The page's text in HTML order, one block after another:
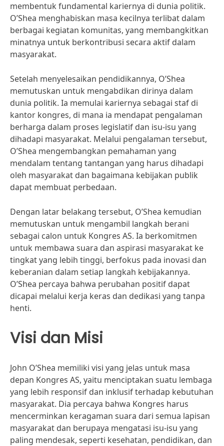
membentuk fundamental kariernya di dunia politik.
O’Shea menghabiskan masa kecilnya terlibat dalam
berbagai kegiatan komunitas, yang membangkitkan
minatnya untuk berkontribusi secara aktif dalam
masyarakat.
Setelah menyelesaikan pendidikannya, O’Shea
memutuskan untuk mengabdikan dirinya dalam
dunia politik. Ia memulai kariernya sebagai staf di
kantor kongres, di mana ia mendapat pengalaman
berharga dalam proses legislatif dan isu-isu yang
dihadapi masyarakat. Melalui pengalaman tersebut,
O’Shea mengembangkan pemahaman yang
mendalam tentang tantangan yang harus dihadapi
oleh masyarakat dan bagaimana kebijakan publik
dapat membuat perbedaan.
Dengan latar belakang tersebut, O’Shea kemudian
memutuskan untuk mengambil langkah berani
sebagai calon untuk Kongres AS. Ia berkomitmen
untuk membawa suara dan aspirasi masyarakat ke
tingkat yang lebih tinggi, berfokus pada inovasi dan
keberanian dalam setiap langkah kebijakannya.
O’Shea percaya bahwa perubahan positif dapat
dicapai melalui kerja keras dan dedikasi yang tanpa
henti.
Visi dan Misi
John O’Shea memiliki visi yang jelas untuk masa
depan Kongres AS, yaitu menciptakan suatu lembaga
yang lebih responsif dan inklusif terhadap kebutuhan
masyarakat. Dia percaya bahwa Kongres harus
mencerminkan keragaman suara dari semua lapisan
masyarakat dan berupaya mengatasi isu-isu yang
paling mendesak, seperti kesehatan, pendidikan, dan